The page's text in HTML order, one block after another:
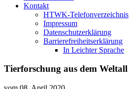
Kontakt
HTWK-Telefonverzeichnis
Impressum
Datenschutzerklärung
Barrierefreiheitserklärung
In Leichter Sprache
Tierforschung aus dem Weltall